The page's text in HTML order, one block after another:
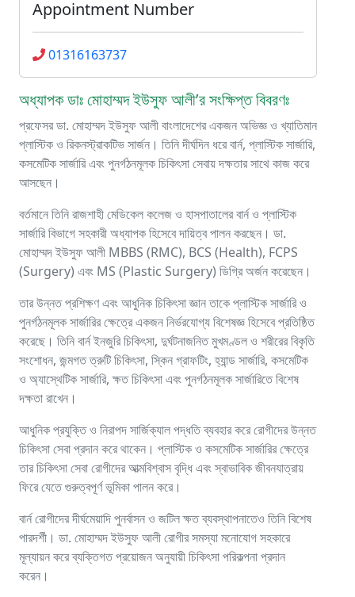
Appointment Number
01316163737
অধ্যাপক ডাঃ মোহাম্মদ ইউসুফ আলী’র সংক্ষিপ্ত বিবরণঃ
প্রফেসর ডা. মোহাম্মদ ইউসুফ আলী বাংলাদেশের একজন অভিজ্ঞ ও খ্যাতিমান
প্লাস্টিক ও রিকনস্ট্রাকটিভ সার্জন। তিনি দীর্ঘদিন ধরে বার্ন, প্লাস্টিক সার্জারি,
কসমেটিক সার্জারি এবং পুনর্গঠনমূলক চিকিৎসা সেবায় দক্ষতার সাথে কাজ করে
আসছেন।
বর্তমানে তিনি রাজশাহী মেডিকেল কলেজ ও হাসপাতালের বার্ন ও প্লাস্টিক
সার্জারি বিভাগে সহকারী অধ্যাপক হিসেবে দায়িত্ব পালন করছেন। ডা.
মোহাম্মদ ইউসুফ আলী MBBS (RMC), BCS (Health), FCPS
(Surgery) এবং MS (Plastic Surgery) ডিগ্রি অর্জন করেছেন।
তার উন্নত প্রশিক্ষণ এবং আধুনিক চিকিৎসা জ্ঞান তাকে প্লাস্টিক সার্জারি ও
পুনর্গঠনমূলক সার্জারির ক্ষেত্রে একজন নির্ভরযোগ্য বিশেষজ্ঞ হিসেবে প্রতিষ্ঠিত
করেছে। তিনি বার্ন ইনজুরি চিকিৎসা, দুর্ঘটনাজনিত মুখমণ্ডল ও শরীরের বিকৃতি
সংশোধন, জন্মগত ত্রুটি চিকিৎসা, স্কিন গ্রাফটিং, হ্যান্ড সার্জারি, কসমেটিক
ও অ্যাস্থেটিক সার্জারি, ক্ষত চিকিৎসা এবং পুনর্গঠনমূলক সার্জারিতে বিশেষ
দক্ষতা রাখেন।
আধুনিক প্রযুক্তি ও নিরাপদ সার্জিক্যাল পদ্ধতি ব্যবহার করে রোগীদের উন্নত
চিকিৎসা সেবা প্রদান করে থাকেন। প্লাস্টিক ও কসমেটিক সার্জারির ক্ষেত্রে
তার চিকিৎসা সেবা রোগীদের আত্মবিশ্বাস বৃদ্ধি এবং স্বাভাবিক জীবনযাত্রায়
ফিরে যেতে গুরুত্বপূর্ণ ভূমিকা পালন করে।
বার্ন রোগীদের দীর্ঘমেয়াদি পুনর্বাসন ও জটিল ক্ষত ব্যবস্থাপনাতেও তিনি বিশেষ
পারদর্শী। ডা. মোহাম্মদ ইউসুফ আলী রোগীর সমস্যা মনোযোগ সহকারে
মূল্যায়ন করে ব্যক্তিগত প্রয়োজন অনুযায়ী চিকিৎসা পরিকল্পনা প্রদান
করেন।